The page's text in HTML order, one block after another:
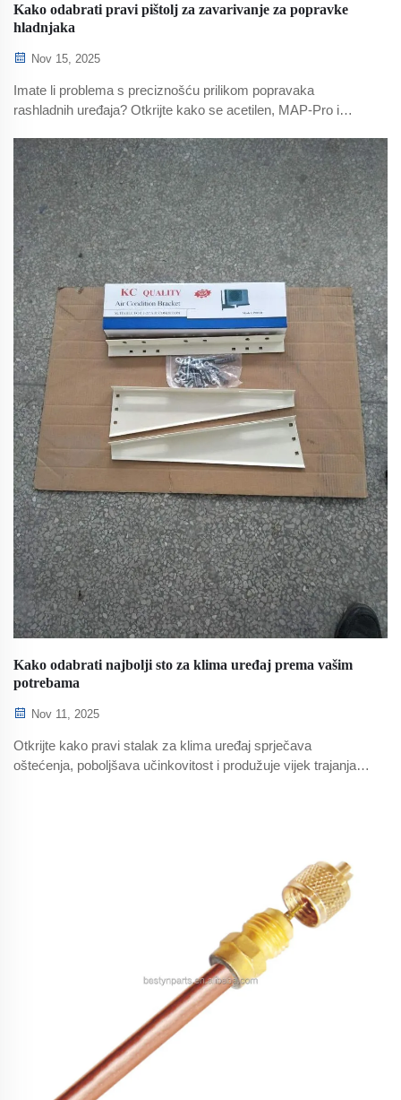
Kako odabrati pravi pištolj za zavarivanje za popravke
hladnjaka
Nov 15, 2025
Imate li problema s preciznošću prilikom popravaka
rashladnih uređaja? Otkrijte kako se acetilen, MAP-Pro i
prijenosnosti. Pronađite pravi alat za čisto i učinkovito
lemljenje – pogledajte potpuni vodič već sada.
Kako odabrati najbolji sto za klima uređaj prema vašim
potrebama
Nov 11, 2025
Otkrijte kako pravi stalak za klima uređaj sprječava
oštećenja, poboljšava učinkovitost i produžuje vijek trajanja